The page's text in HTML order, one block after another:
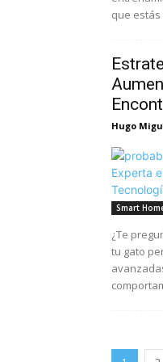
que estás
Hugo
Smart
¿Te
tu gato